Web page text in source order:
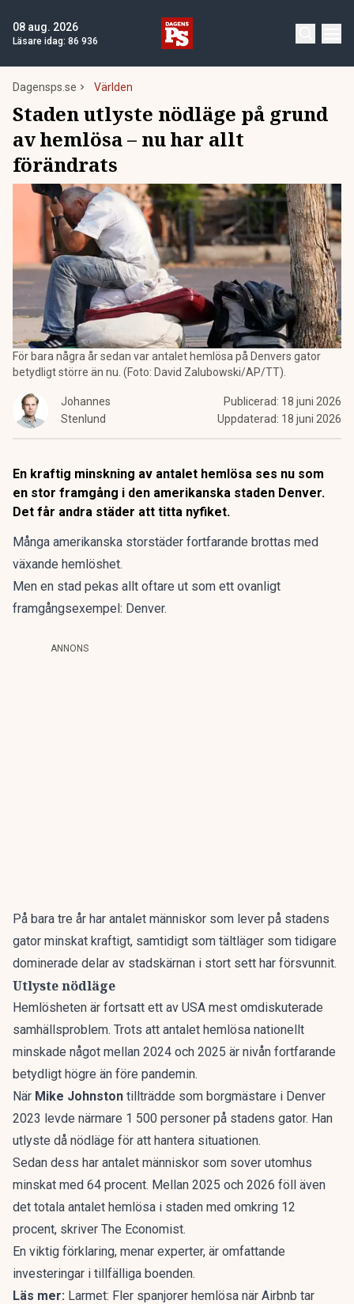
08 aug. 2026
Läsare idag: 86 936
Dagensps.se Världen
Staden utlyste nödläge på grund
av hemlösa – nu har allt
förändrats
För bara några år sedan var antalet hemlösa på Denvers gator
betydligt större än nu. (Foto: David Zalubowski/AP/TT).
Johannes
Stenlund
Publicerad: 18 juni 2026
Uppdaterad: 18 juni 2026
En kraftig minskning av antalet hemlösa ses nu som
en stor framgång i den amerikanska staden Denver.
Det får andra städer att titta nyfiket.
Många amerikanska storstäder fortfarande brottas med
växande hemlöshet.
Men en stad pekas allt oftare ut som ett ovanligt
framgångsexempel: Denver.
ANNONS
På bara tre år har antalet människor som lever på stadens
gator minskat kraftigt, samtidigt som tältläger som tidigare
dominerade delar av stadskärnan i stort sett har försvunnit.
Utlyste nödläge
Hemlösheten är fortsatt ett av USA mest omdiskuterade
samhällsproblem. Trots att antalet hemlösa nationellt
minskade något mellan 2024 och 2025 är nivån fortfarande
betydligt högre än före pandemin.
När Mike Johnston tillträdde som borgmästare i Denver
2023 levde närmare 1 500 personer på stadens gator. Han
utlyste då nödläge för att hantera situationen.
Sedan dess har antalet människor som sover utomhus
minskat med 64 procent. Mellan 2025 och 2026 föll även
det totala antalet hemlösa i staden med omkring 12
procent, skriver The Economist.
En viktig förklaring, menar experter, är omfattande
investeringar i tillfälliga boenden.
Läs mer: Larmet: Fler spanjorer hemlösa när Airbnb tar